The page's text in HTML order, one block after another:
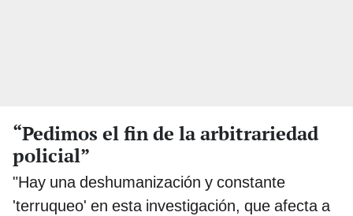
“Pedimos el fin de la arbitrariedad
policial”
"Hay una deshumanización y constante
'terruqueo' en esta investigación, que afecta a